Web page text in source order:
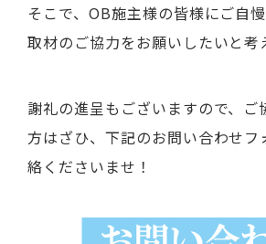
そこで、OB施主様の皆様にご自
取材のご協力をお願いしたいと考
謝礼の進呈もございますので、ご
方はざひ、下記のお問い合わせフ
絡くださいませ！